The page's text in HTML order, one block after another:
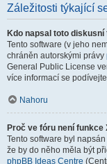
Záležitosti týkající
Kdo napsal toto diskusní
Tento software (v jeho
chráněn autorskými právy
General Public License
více informací se
Nahoru
Proč ve fóru není funkce
Tento software byl
že by do něho měla být
phpBB Ideas Centre